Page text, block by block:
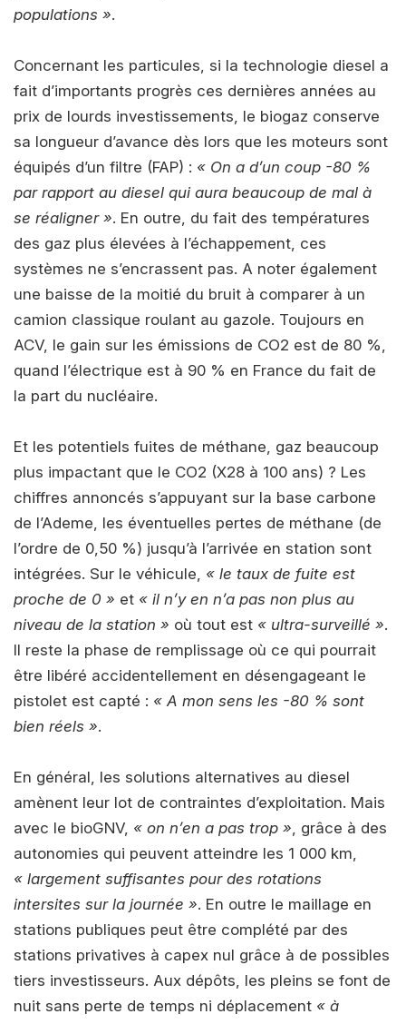
populations ».
Concernant les particules, si la technologie diesel a
fait d’importants progrès ces dernières années au
prix de lourds investissements, le biogaz conserve
sa longueur d’avance dès lors que les moteurs sont
équipés d’un filtre (FAP) : « On a d’un coup -80 %
par rapport au diesel qui aura beaucoup de mal à
se réaligner ». En outre, du fait des températures
des gaz plus élevées à l’échappement, ces
systèmes ne s’encrassent pas. A noter également
une baisse de la moitié du bruit à comparer à un
camion classique roulant au gazole. Toujours en
ACV, le gain sur les émissions de CO2 est de 80 %,
quand l’électrique est à 90 % en France du fait de
la part du nucléaire.
Et les potentiels fuites de méthane, gaz beaucoup
plus impactant que le CO2 (X28 à 100 ans) ? Les
chiffres annoncés s’appuyant sur la base carbone
de l’Ademe, les éventuelles pertes de méthane (de
l’ordre de 0,50 %) jusqu’à l’arrivée en station sont
intégrées. Sur le véhicule, « le taux de fuite est
proche de 0 » et « il n’y en n’a pas non plus au
niveau de la station » où tout est « ultra-surveillé ».
Il reste la phase de remplissage où ce qui pourrait
être libéré accidentellement en désengageant le
pistolet est capté : « A mon sens les -80 % sont
bien réels ».
En général, les solutions alternatives au diesel
amènent leur lot de contraintes d’exploitation. Mais
avec le bioGNV, « on n’en a pas trop » , grâce à des
autonomies qui peuvent atteindre les 1 000 km,
« largement suffisantes pour des rotations
intersites sur la journée ». En outre le maillage en
stations publiques peut être complété par des
stations privatives à capex nul grâce à de possibles
tiers investisseurs. Aux dépôts, les pleins se font de
nuit sans perte de temps ni déplacement « à